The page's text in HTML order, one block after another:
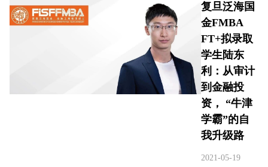
复旦泛海国
金FMBA
FT+拟录取
学生陆东
利：从审计
到金融投
资， “牛津
学霸”的自
我升级路
2021-05-19